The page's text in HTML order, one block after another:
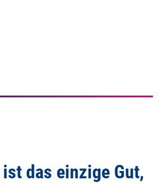
das einzige Gut,